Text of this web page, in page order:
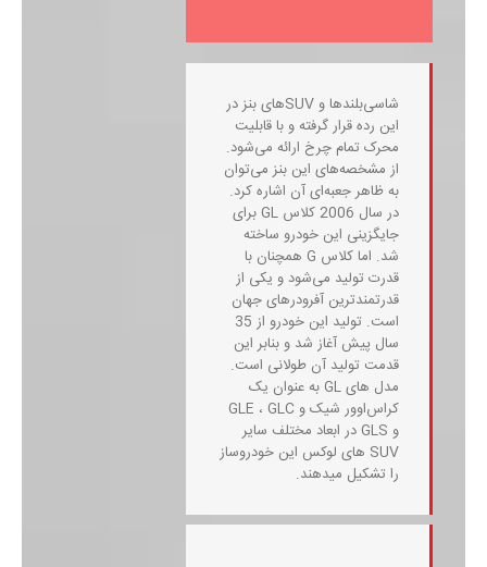
شاسی‌بلندها و SUVهای بنز در
این رده قرار گرفته و با قابلیت
محرک تمام چرخ ارائه می‌شود.
از مشخصه‌های این بنز می‌توان
به ظاهر جعبه‌ای آن اشاره کرد.
در سال 2006 کلاس GL برای
جایگزینی این خودرو ساخته
شد. اما کلاس G همچنان با
قدرت تولید می‌شود و یکی از
قدرتمندترین آفرودرهای جهان
است. تولید این خودرو از 35
سال پیش آغاز شد و بنابر این
قدمت تولید آن طولانی است.
مدل های GL به عنوان یک
کراس‌اوور شیک و GLE ، GLC
و GLS در ابعاد مختلف سایر
SUV های لوکس این خودروساز
را تشکیل میدهند.